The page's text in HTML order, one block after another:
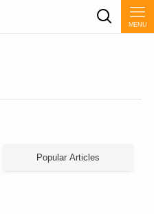
MENU
Popular Articles